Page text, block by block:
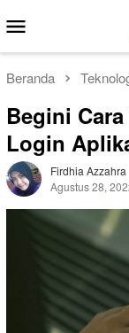
ke
kontenMobile
Beranda
Begini
Login
Firdhia Azzahra
Agustus 28,